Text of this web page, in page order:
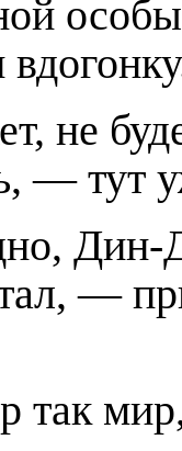
не
— тут
Дин-
—
так